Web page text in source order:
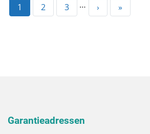
Aktuelle
1 Page
2 Page
3 …
Nächste
›
Letzte
»
Garantieadressen